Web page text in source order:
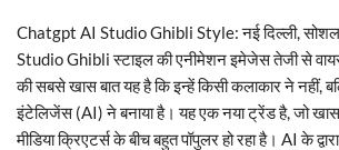
Chatgpt AI Studio Ghibli Style: नई दिल्ली, सोशल
Studio Ghibli स्टाइल की एनीमेशन इमेजेस तेजी से
की सबसे खास बात यह है कि इन्हें किसी कलाकार ने नहीं,
इंटेलिजेंस (AI) ने बनाया है। यह एक नया ट्रेंड है, जो
मीडिया क्रिएटर्स के बीच बहुत पॉपुलर हो रहा है। AI के